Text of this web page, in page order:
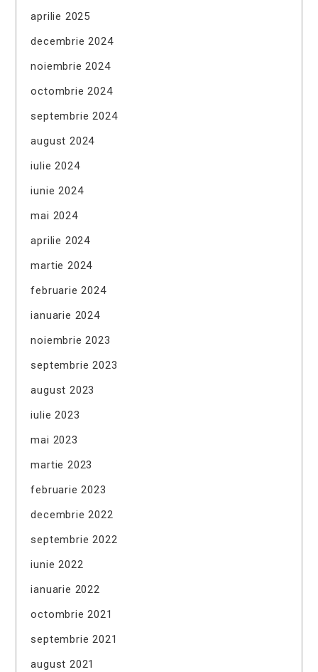
aprilie 2025
decembrie 2024
noiembrie 2024
octombrie 2024
septembrie 2024
august 2024
iulie 2024
iunie 2024
mai 2024
aprilie 2024
martie 2024
februarie 2024
ianuarie 2024
noiembrie 2023
septembrie 2023
august 2023
iulie 2023
mai 2023
martie 2023
februarie 2023
decembrie 2022
septembrie 2022
iunie 2022
ianuarie 2022
octombrie 2021
septembrie 2021
august 2021